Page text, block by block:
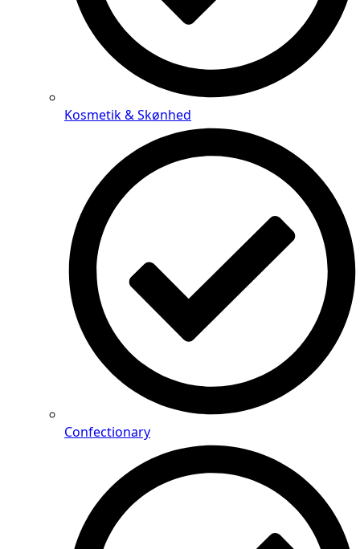
Kosmetik & Skønhed
Confectionary